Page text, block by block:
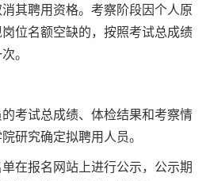
其聘用资格。考察阶段因个人原
位名额空缺的，按照考试总成绩
。
的考试总成绩、体检结果和考察情
研究确定拟聘用人员。
单在报名网站上进行公示，公示期